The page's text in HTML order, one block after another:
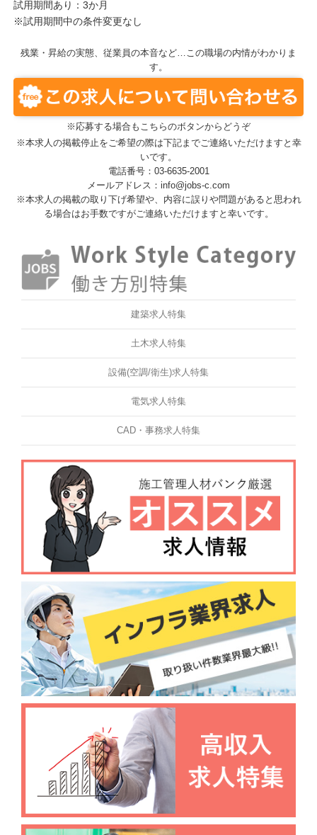
試用期間あり：3か月
※試用期間中の条件変更なし
残業・昇給の実態、従業員の本音など…この職場の内情がわかりま
す。
※応募する場合もこちらのボタンからどうぞ
※本求人の掲載停止をご希望の際は下記までご連絡いただけますと幸
いです。
電話番号：03-6635-2001
メールアドレス：info@jobs-c.com
※本求人の掲載の取り下げ希望や、内容に誤りや問題があると思われ
る場合はお手数ですがご連絡いただけますと幸いです。
建築求人特集
土木求人特集
設備(空調/衛生)求人特集
電気求人特集
CAD・事務求人特集